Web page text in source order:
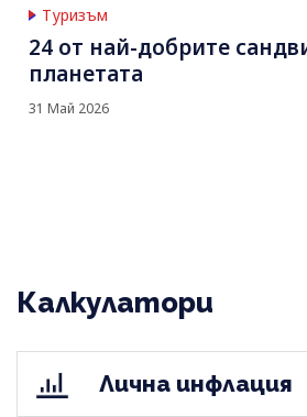
Туризъм
24 от най-добрите
планетата
31 Май 2026
Калкулатори
Лична инфлация